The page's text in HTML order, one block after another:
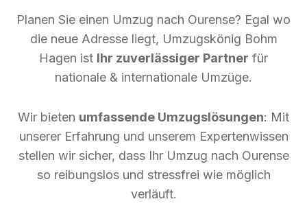
Planen Sie einen Umzug nach Ourense? Egal wo
die neue Adresse liegt, Umzugskönig Bohm
Hagen ist Ihr zuverlässiger Partner für
nationale & internationale Umzüge.
Wir bieten umfassende Umzugslösungen: Mit
unserer Erfahrung und unserem Expertenwissen
stellen wir sicher, dass Ihr Umzug nach Ourense
so reibungslos und stressfrei wie möglich
verläuft.